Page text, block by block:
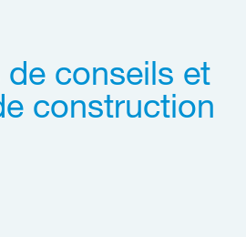
conseils et
construction